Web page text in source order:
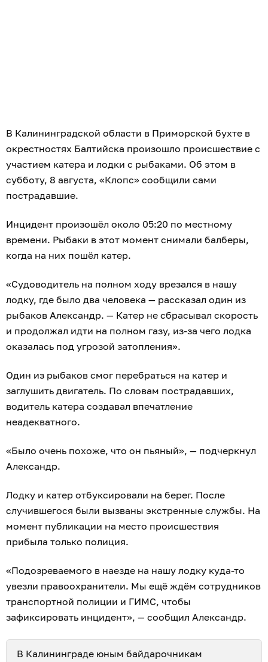
В Калининградской области в Приморской бухте в
окрестностях Балтийска произошло происшествие с
участием катера и лодки с рыбаками. Об этом в
субботу, 8 августа, «Клопс» сообщили сами
пострадавшие.
Инцидент произошёл около 05:20 по местному
времени. Рыбаки в этот момент снимали балберы,
когда на них пошёл катер.
«Судоводитель на полном ходу врезался в нашу
лодку, где было два человека — рассказал один из
рыбаков Александр. — Катер не сбрасывал скорость
и продолжал идти на полном газу, из-за чего лодка
оказалась под угрозой затопления».
Один из рыбаков смог перебраться на катер и
заглушить двигатель. По словам пострадавших,
водитель катера создавал впечатление
неадекватного.
«Было очень похоже, что он пьяный», — подчеркнул
Александр.
Лодку и катер отбуксировали на берег. После
случившегося были вызваны экстренные службы. На
момент публикации на место происшествия
прибыла только полиция.
«Подозреваемого в наезде на нашу лодку куда-то
увезли правоохранители. Мы ещё ждём сотрудников
транспортной полиции и ГИМС, чтобы
зафиксировать инцидент», — сообщил Александр.
В Калининграде юным байдарочникам